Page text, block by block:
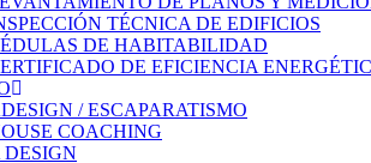
TÉCNICA DE EDIFICIOS
DE HABITABILIDAD
DE EFICIENCIA
/ ESCAPARATISMO
COACHING
DESIGN